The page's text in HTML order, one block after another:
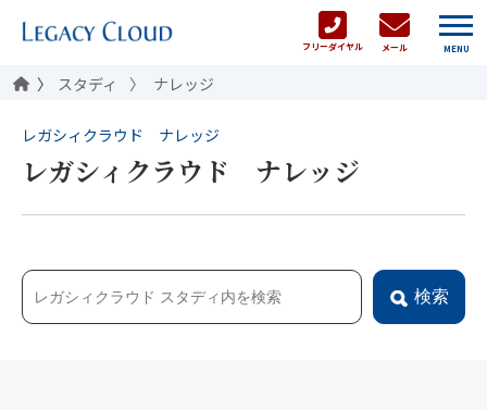
フリーダイヤル メール MENU
スタディ ナレッジ
レガシィクラウド ナレッジ
レガシィクラウド ナレッジ
検索